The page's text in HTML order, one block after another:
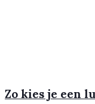
Zo kies je een